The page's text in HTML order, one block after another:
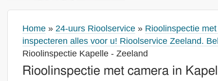
Home » 24-uurs Rioolservice » Rioolinspectie
inspecteren alles voor u! Rioolservice Zeeland.
Rioolinspectie Kapelle - Zeeland
Rioolinspectie met camera in